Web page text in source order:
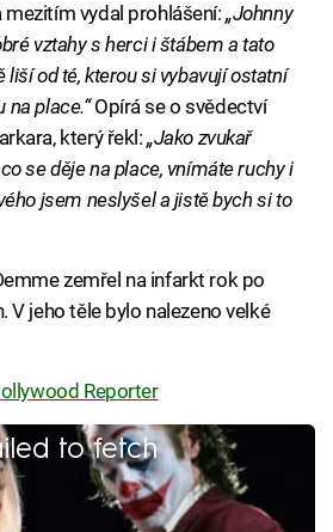
mezitím vydal prohlášení:„Johnny
vztahy s herci i štábem a tato
liší od té, kterou si vybavují ostatní
na place.“Opírá se o svědectví
který řekl: „Jako zvukař
se děje na place, vnímáte ruchy i
jsem neslyšel a jistě bych si to
zemřel na infarkt rok po
V jeho těle bylo nalezeno velké
Reporter
to fetch